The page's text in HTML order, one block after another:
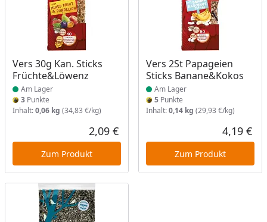
Vers 30g Kan. Sticks
Früchte&Löwenz
Produkt am Lager
Am Lager
3 Punkte
Inhalt:0,06 kg (34,83 €/kg)
Aktueller Preis
2,09 €
Zum Produkt
Vers 2St Papageien
Sticks Banane&Kokos
Produkt am Lager
Am Lager
5Punkte
Inhalt:0,14 kg (29,93 €/kg)
4,19 €
Zum Produkt